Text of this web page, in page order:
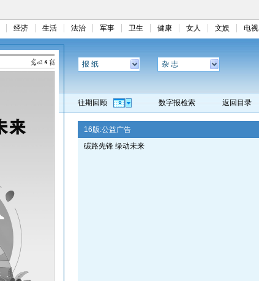
经济 生活 法治 军事 卫生 健康 女人 文娱 电视
报 纸 杂 志
往期回顾 数字报检索 返回目录
16版:公益广告
碳路先锋 绿动未来